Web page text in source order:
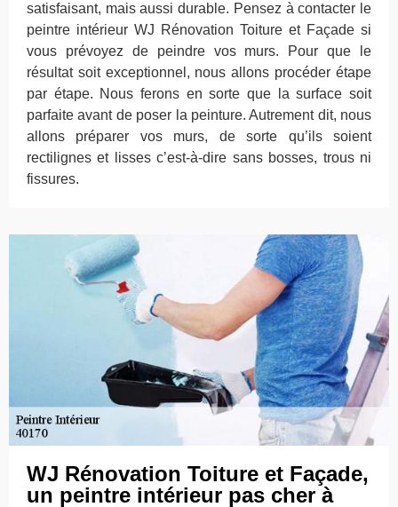
satisfaisant, mais aussi durable. Pensez à contacter le
peintre intérieur WJ Rénovation Toiture et Façade si
vous prévoyez de peindre vos murs. Pour que le
résultat soit exceptionnel, nous allons procéder étape
par étape. Nous ferons en sorte que la surface soit
parfaite avant de poser la peinture. Autrement dit, nous
allons préparer vos murs, de sorte qu’ils soient
rectilignes et lisses c’est-à-dire sans bosses, trous ni
fissures.
WJ Rénovation Toiture et Façade,
un peintre intérieur pas cher à